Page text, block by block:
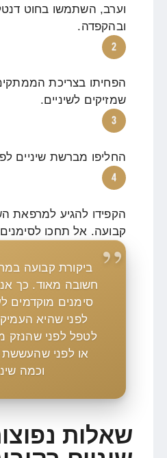
וערב, השתמשו בחוט
ובהקפדה.
הפחיתו בצריכת
שמזיקים לשיניים.
החליפו מברשת שיניים
הקפידו להגיע למרפאת
קבועה. אל תחכו
ביקורת קבועה
חשובה מאוד. כך
סימנים מוקדמים
לפני שהיא
לטפל לפני שהנזק
או לפני
וכמה
שאלות